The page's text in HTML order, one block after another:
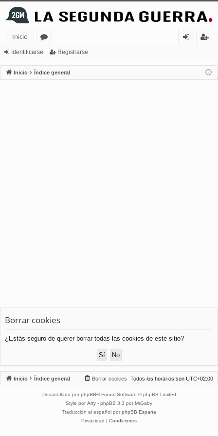
Inicio
or
os
nt
ifi
ist
ra
Identificarse Registrarse
Inicio Índice general
Borrar cookies
¿Estás seguro de querer borrar todas las cookies de este sitio?
Inicio Índice general Todos los horarios son UTC+02:00
Borrar cookies
Desarrollado por phpBB® Forum Software © phpBB Limited
Style por Arty - phpBB 3.3 por MrGaby
Traducción al español por phpBB España
Privacidad | Condiciones